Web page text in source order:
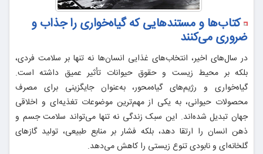
کتاب‌ها و مستندهایی که گیاه‌خواری را جذاب و
ضروری می‌کنند
در سال‌های اخیر، انتخاب‌های غذایی انسان‌ها نه تنها بر سلامت فردی،
بلکه بر محیط زیست و حقوق حیوانات تأثیر عمیق داشته است.
گیاه‌خواری و رژیم‌های گیاه‌محور، به‌عنوان جایگزینی برای مصرف
محصولات حیوانی، به یکی از مهم‌ترین موضوعات تغذیه‌ای و اخلاقی
جهان تبدیل شده‌اند. این سبک زندگی نه تنها می‌تواند سلامت جسم و
ذهن انسان را ارتقا دهد، بلکه فشار بر منابع طبیعی، تولید گازهای
گلخانه‌ای و نابودی تنوع زیستی را کاهش می‌دهد.